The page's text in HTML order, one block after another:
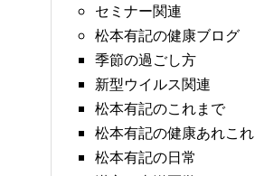
セミナー関連
松本有記の健康ブログ
季節の過ごし方
新型ウイルス関連
松本有記のこれまで
松本有記の健康あれこれ
松本有記の日常